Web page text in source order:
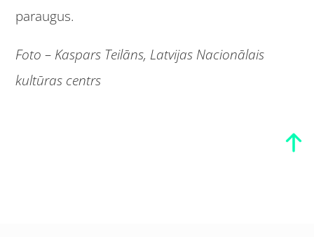
paraugus.
Foto – Kaspars Teilāns, Latvijas Nacionālais
kultūras centrs